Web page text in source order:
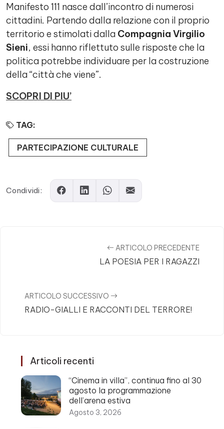
Manifesto 111 nasce dall’incontro di numerosi
cittadini. Partendo dalla relazione con il proprio
territorio e stimolati dalla Compagnia Virgilio
Sieni, essi hanno riflettuto sulle risposte che la
politica potrebbe individuare per la costruzione
della “città che viene”.
SCOPRI DI PIU’
TAG:
PARTECIPAZIONE CULTURALE
Condividi:
ARTICOLO PRECEDENTE
LA POESIA PER I RAGAZZI
ARTICOLO SUCCESSIVO
RADIO-GIALLI E RACCONTI DEL TERRORE!
Articoli recenti
“Cinema in villa”, continua fino al 30
agosto la programmazione
dell’arena estiva
Agosto 3, 2026